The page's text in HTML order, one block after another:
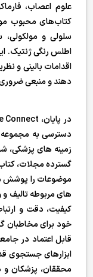
علوم اعصاب،
کتاب‌های محبوب
سلولی و مولکولی،
اطلس رنگی ژنتیک.
اقدامات بالینی و
دهند و منبعی
دسترسی به مجموعه
زمینه های پزشکی،
گسترده مجلات،
موضوعات را پوشش
کیفیت، دقت و
خود برای مخاطبان
قابل اعتماد در
ابزارهای جستجوی
محققان، پزشکان و